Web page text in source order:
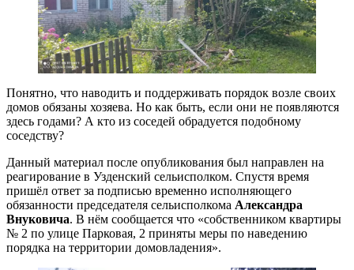
Понятно, что наводить и поддерживать порядок возле своих
домов обязаны хозяева. Но как быть, если они не появляются
здесь годами? А кто из соседей обрадуется подобному
соседству?
Данный материал после опубликования был направлен на
реагирование в Узденский сельисполком. Спустя время
пришёл ответ за подписью временно исполняющего
обязанности председателя сельисполкома Александра
Внуковича. В нём сообщается что «собственником квартиры
№ 2 по улице Парковая, 2 приняты меры по наведению
порядка на территории домовладения».